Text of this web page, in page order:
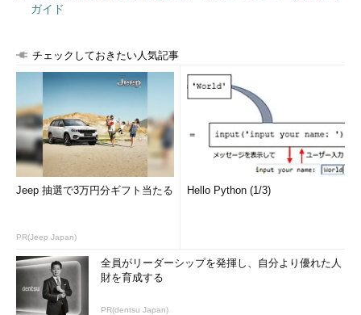
ガイド
チェックしておきたい人気記事
Jeep 抽選で3万円分ギフト当たる
PR(Jeep Japan)
Hello Python (1/3)
全員がリーダーシップを発揮し、自分より優れた人
財を育成する
PR(dentsu Japan)